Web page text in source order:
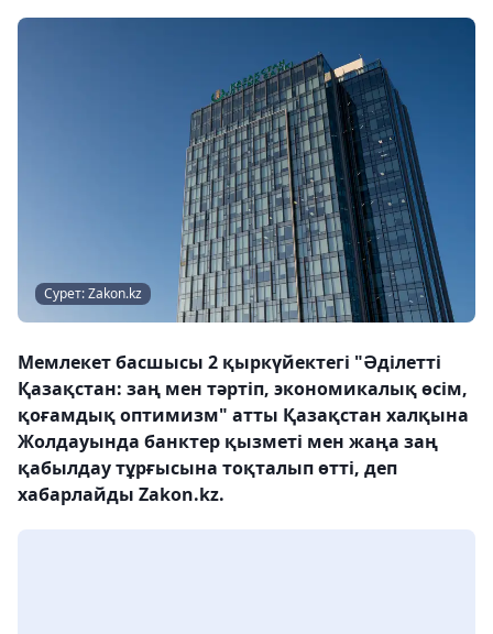
Сурет: Zakon.kz
Мемлекет басшысы 2 қыркүйектегі "Әділетті
Қазақстан: заң мен тәртіп, экономикалық өсім,
қоғамдық оптимизм" атты Қазақстан халқына
Жолдауында банктер қызметі мен жаңа заң
қабылдау тұрғысына тоқталып өтті, деп
хабарлайды Zakon.kz.